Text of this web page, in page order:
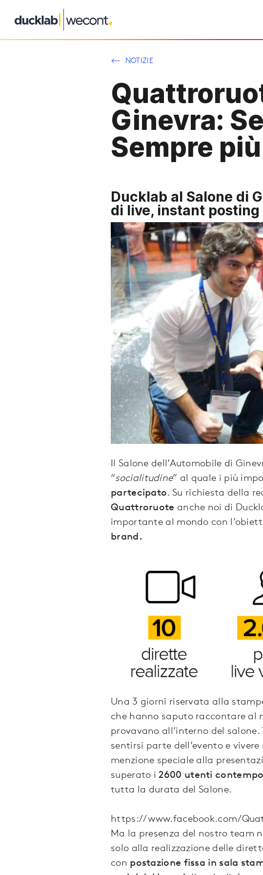
Vai
al
NOTIZIE
Ginevra:
Sempre
Ducklab al Salone di
di live, instant
Il Salone dell’Automobile di
“socialitudine” al quale i più
partecipato. Su richiesta della
Quattroruote anche noi di
importante al mondo con
brand.
Una 3 giorni riservata alla
che hanno saputo raccontare al
provavano all’interno del salone.
sentirsi parte dell’evento e vivere
menzione speciale alla
superato i2600 utenti
tutta la durata del Salone.
https://www.facebook.com/
Ma la presenza del nostro team
solo alla realizzazione delle
con postazione fissa in sala